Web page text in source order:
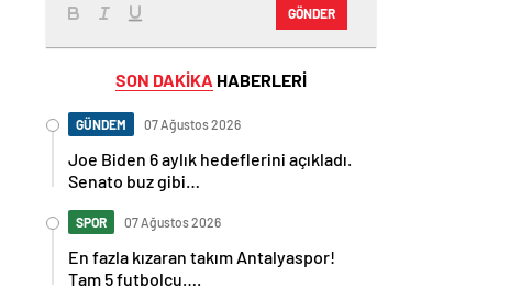
GÖNDER
SON DAKİKA HABERLERİ
GÜNDEM 07 Ağustos 2026
Joe Biden 6 aylık hedeflerini açıkladı.
Senato buz gibi…
SPOR 07 Ağustos 2026
En fazla kızaran takım Antalyaspor!
Tam 5 futbolcu….